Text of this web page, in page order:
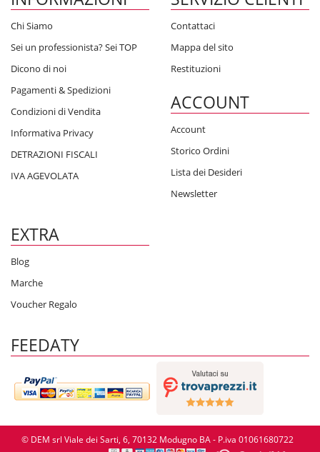
Chi Siamo
Sei un professionista? Sei TOP
Dicono di noi
Pagamenti & Spedizioni
Condizioni di Vendita
Informativa Privacy
DETRAZIONI FISCALI
IVA AGEVOLATA
Contattaci
Mappa del sito
Restituzioni
ACCOUNT
Account
Storico Ordini
Lista dei Desideri
Newsletter
EXTRA
Blog
Marche
Voucher Regalo
FEEDATY
© DEM srl Viale dei Sarti, 6, 70132 Modugno BA - P.iva 01061680722